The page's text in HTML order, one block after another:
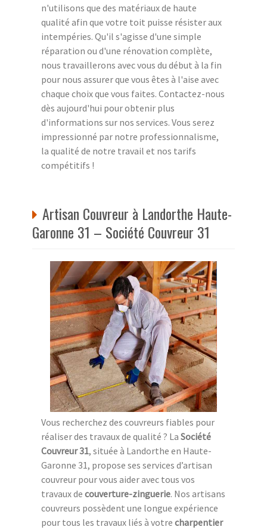
n'utilisons que des matériaux de haute
qualité afin que votre toit puisse résister aux
intempéries. Qu'il s'agisse d'une simple
réparation ou d'une rénovation complète,
nous travaillerons avec vous du début à la fin
pour nous assurer que vous êtes à l'aise avec
chaque choix que vous faites. Contactez-nous
dès aujourd'hui pour obtenir plus
d'informations sur nos services. Vous serez
impressionné par notre professionnalisme,
la qualité de notre travail et nos tarifs
compétitifs !
Artisan Couvreur à Landorthe Haute-
Garonne 31 – Société Couvreur 31
Vous recherchez des couvreurs fiables pour
réaliser des travaux de qualité ? La Société
Couvreur 31, située à Landorthe en Haute-
Garonne 31, propose ses services d’artisan
couvreur pour vous aider avec tous vos
travaux de couverture-zinguerie. Nos artisans
couvreurs possèdent une longue expérience
pour tous les travaux liés à votre charpentier